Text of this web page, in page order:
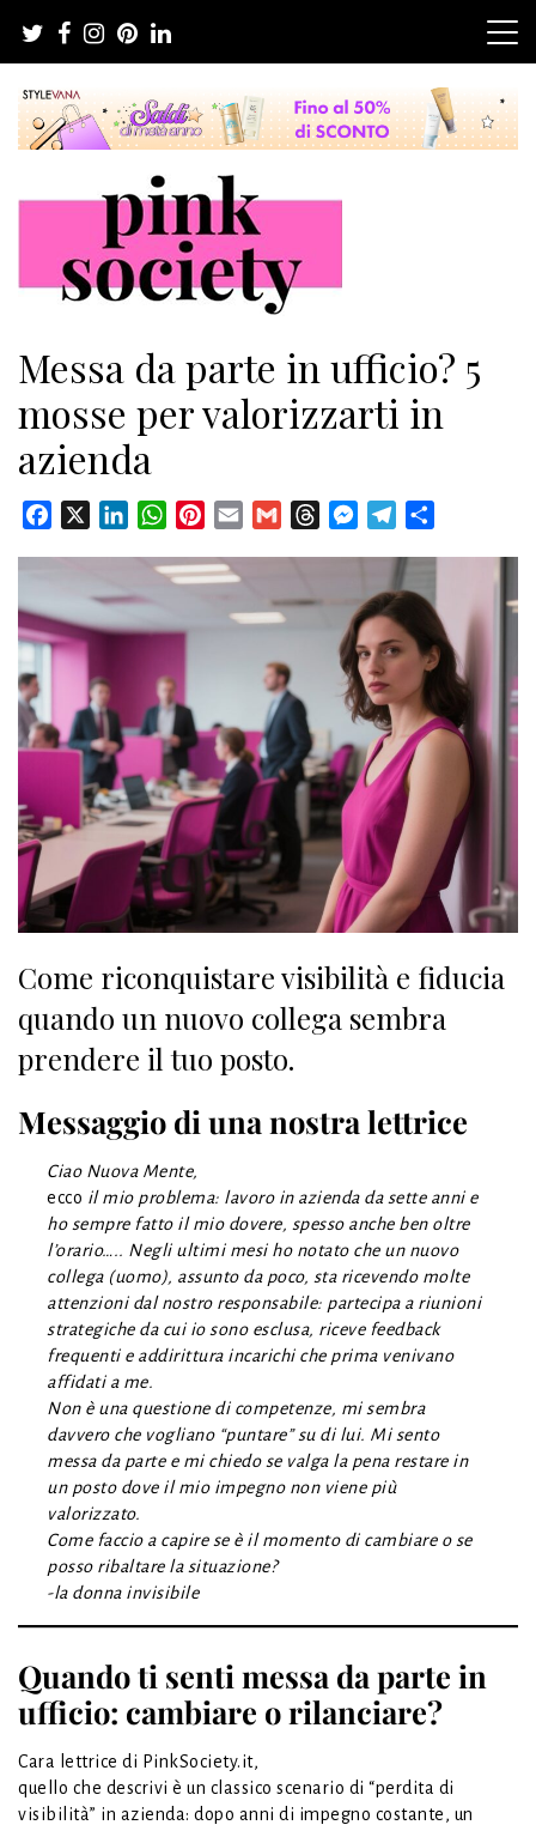
contenuto
Pink Society
Messa da parte in ufficio? 5
mosse per valorizzarti in
azienda
Facebook LinkedInWhatsAppPinterest
Email Gmail ThreadsMessenger
Telegram
Come riconquistare visibilità e fiducia
quando un nuovo collega sembra
prendere il tuo posto.
Messaggio di una nostra lettrice
Ciao Nuova Mente,
ecco il mio problema: lavoro in azienda da sette anni e
ho sempre fatto il mio dovere, spesso anche ben oltre
l’orario….. Negli ultimi mesi ho notato che un nuovo
collega (uomo), assunto da poco, sta ricevendo molte
attenzioni dal nostro responsabile: partecipa a riunioni
strategiche da cui io sono esclusa, riceve feedback
frequenti e addirittura incarichi che prima venivano
affidati a me.
Non è una questione di competenze, mi sembra
davvero che vogliano “puntare” su di lui. Mi sento
messa da parte e mi chiedo se valga la pena restare in
un posto dove il mio impegno non viene più
valorizzato.
Come faccio a capire se è il momento di cambiare o se
posso ribaltare la situazione?
-la donna invisibile
Quando ti senti messa da parte in
ufficio: cambiare o rilanciare?
Cara lettrice di PinkSociety.it,
quello che descrivi è un classico scenario di “perdita di
visibilità” in azienda: dopo anni di impegno costante, un